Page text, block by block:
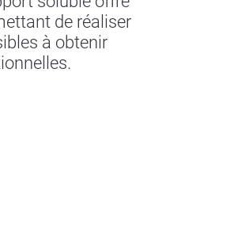
de réaliser
à obtenir